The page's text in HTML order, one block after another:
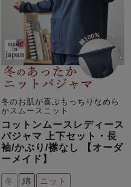
冬のお肌が喜ぶもっちりなめら
かスムースニット
コットンムースレディース
パジャマ 上下セット・長
袖/かぶり/襟なし 【オーダ
ーメイド】
冬 綿 ニット